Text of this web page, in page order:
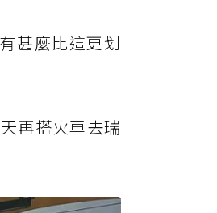
甚麼比這更划
再搭火車去瑞